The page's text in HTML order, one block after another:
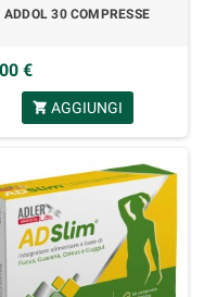
ADDOL 30 COMPRESSE
€
shopping_cart AGGIUNGI